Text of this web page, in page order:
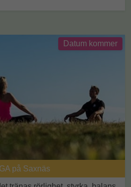
Datum kommer
på Saxnäs